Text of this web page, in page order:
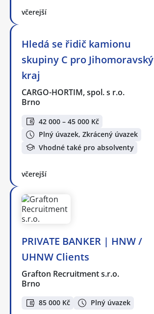
včerejší
Hledá se řidič kamionu
skupiny C pro Jihomoravský
kraj
CARGO-HORTIM, spol. s r.o.
Brno
42 000 – 45 000 Kč
Plný úvazek, Zkrácený úvazek
Vhodné také pro absolventy
včerejší
PRIVATE BANKER | HNW /
UHNW Clients
Grafton Recruitment s.r.o.
Brno
85 000 Kč Plný úvazek